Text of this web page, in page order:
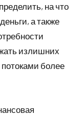
на что
а также
излишних
более